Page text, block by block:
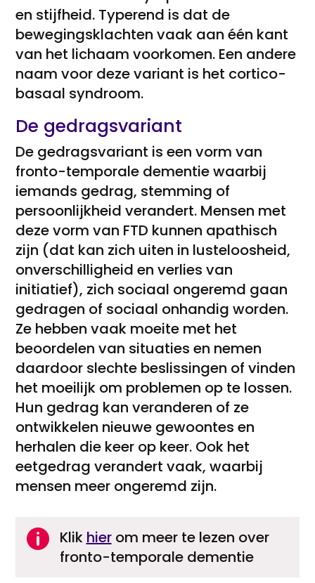
en stijfheid. Typerend is dat de
bewegingsklachten vaak aan één kant
van het lichaam voorkomen. Een andere
naam voor deze variant is het cortico-
basaal syndroom.
De gedragsvariant
De gedragsvariant is een vorm van
fronto-temporale dementie waarbij
iemands gedrag, stemming of
persoonlijkheid verandert. Mensen met
deze vorm van FTD kunnen apathisch
zijn (dat kan zich uiten in lusteloosheid,
onverschilligheid en verlies van
initiatief), zich sociaal ongeremd gaan
gedragen of sociaal onhandig worden.
Ze hebben vaak moeite met het
beoordelen van situaties en nemen
daardoor slechte beslissingen of vinden
het moeilijk om problemen op te lossen.
Hun gedrag kan veranderen of ze
ontwikkelen nieuwe gewoontes en
herhalen die keer op keer. Ook het
eetgedrag verandert vaak, waarbij
mensen meer ongeremd zijn.
 Klik hierom meer te lezen over
fronto-temporale dementie